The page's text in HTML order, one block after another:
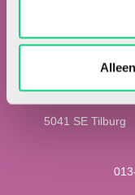
5041 SE Tilburg